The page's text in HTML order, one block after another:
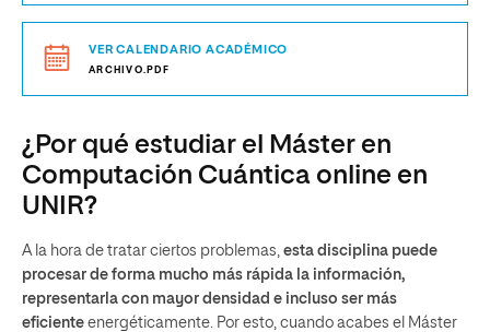
VER CALENDARIO ACADÉMICO
ARCHIVO.PDF
¿Por qué estudiar el Máster en
Computación Cuántica online en
UNIR?
A la hora de tratar ciertos problemas, esta disciplina puede
procesar de forma mucho más rápida la información,
representarla con mayor densidad e incluso ser más
eficiente energéticamente. Por esto, cuando acabes el Máster